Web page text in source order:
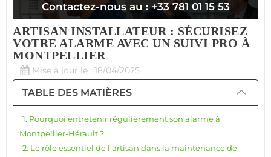
Contactez-nous au : +33 781 01 15 53
ARTISAN INSTALLATEUR : SÉCURISEZ
VOTRE ALARME AVEC UN SUIVI PRO À
MONTPELLIER
Mise à jour le : 18/04/2025
TABLE DES MATIÈRES
1. Pourquoi entretenir régulièrement son alarme à
Montpellier-Hérault ?
2. Le rôle essentiel de l’artisan dans la maintenance de